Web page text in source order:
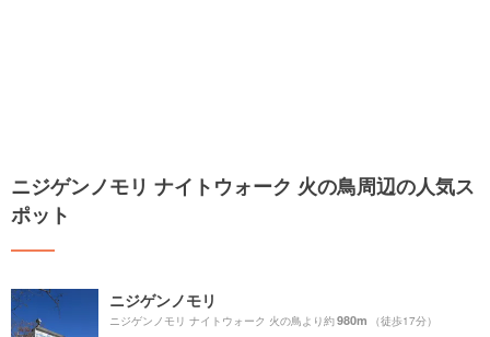
ニジゲンノモリ ナイトウォーク 火の鳥周辺の人気ス
ポット
ニジゲンノモリ
ニジゲンノモリ ナイトウォーク 火の鳥より約980m （徒歩17分）